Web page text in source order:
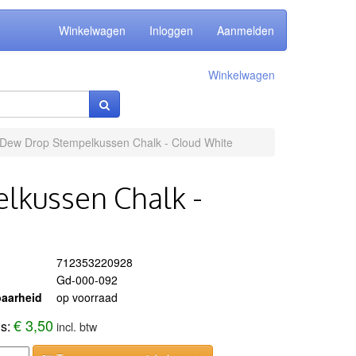
Winkelwagen Inloggen Aanmelden
Winkelwagen
Drop Stempelkussen Chalk - Cloud White
Chalk -
712353220928
Gd-000-092
op voorraad
€ 3,50 incl. btw